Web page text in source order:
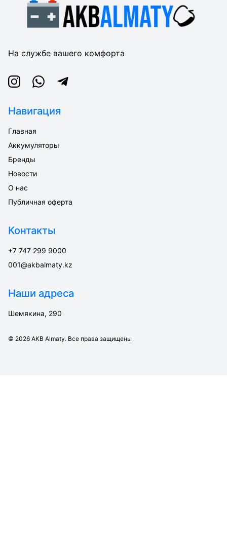
На службе вашего комфорта
InstagramWhatsappTelegram
Навигация
Главная
Аккумуляторы
Бренды
Новости
О нас
Публичная оферта
Контакты
+7 747 299 9000
001@akbalmaty.kz
Наши адреса
Шемякина, 290
© 2026 AKB Almaty. Все права защищены